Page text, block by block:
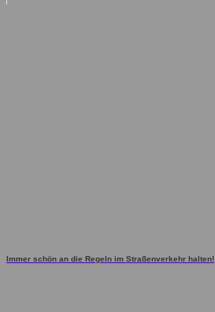
Immer schön an die Regeln im Straßenverkehr halten!